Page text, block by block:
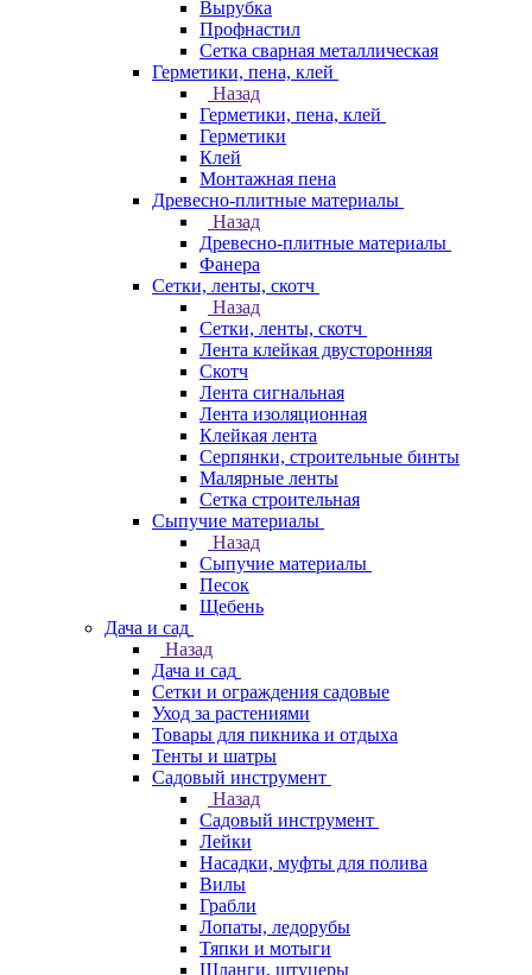
Вырубка
Профнастил
Сетка сварная металлическая
Герметики, пена, клей
Назад
Герметики, пена, клей
Герметики
Клей
Монтажная пена
Древесно-плитные материалы
Назад
Древесно-плитные материалы
Фанера
Сетки, ленты, скотч
Назад
Сетки, ленты, скотч
Лента клейкая двусторонняя
Скотч
Лента сигнальная
Лента изоляционная
Клейкая лента
Серпянки, строительные бинты
Малярные ленты
Сетка строительная
Сыпучие материалы
Назад
Сыпучие материалы
Песок
Щебень
Дача и сад
Назад
Дача и сад
Сетки и ограждения садовые
Уход за растениями
Товары для пикника и отдыха
Тенты и шатры
Садовый инструмент
Назад
Садовый инструмент
Лейки
Насадки, муфты для полива
Вилы
Грабли
Лопаты, ледорубы
Тяпки и мотыги
Шланги, штуцеры